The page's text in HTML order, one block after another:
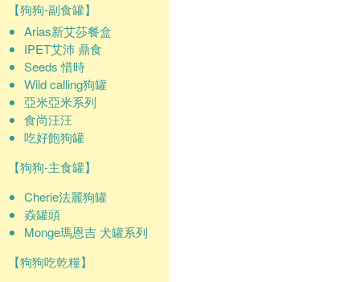
【狗狗-副食罐】
Arias新艾莎餐盒
IPET艾沛 鼎食
Seeds 惜時
Wild calling狗罐
亞米亞米系列
食尚汪汪
吃好飽狗罐
【狗狗-主食罐】
Cherie法麗狗罐
猋罐頭
Monge瑪恩吉 犬罐系列
【狗狗吃乾糧】